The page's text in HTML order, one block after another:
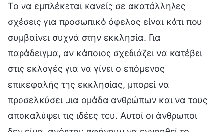
Το να εμπλέκεται κανείς σε ακατάλληλες
σχέσεις για προσωπικό όφελος είναι κάτι που
συμβαίνει συχνά στην εκκλησία. Για
παράδειγμα, αν κάποιος σχεδιάζει να κατέβει
στις εκλογές για να γίνει ο επόμενος
επικεφαλής της εκκλησίας, μπορεί να
προσελκύσει μια ομάδα ανθρώπων και να τους
αποκαλύψει τις ιδέες του. Αυτοί οι άνθρωποι